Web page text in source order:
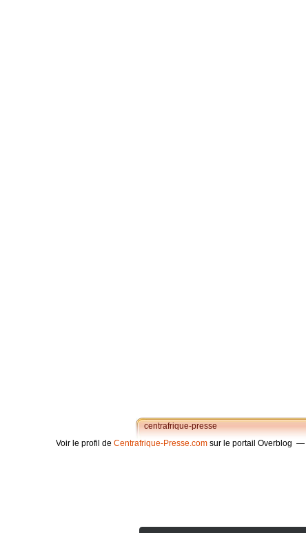
centrafrique-presse
Voir le profil de Centrafrique-Presse.com sur le portail Overblog